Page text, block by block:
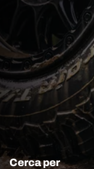
Cerca per